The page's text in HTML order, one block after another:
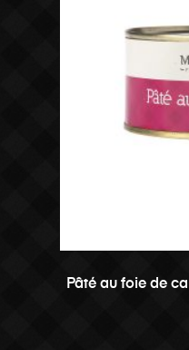
Pâté au foie de